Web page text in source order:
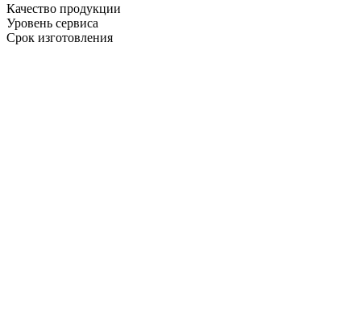
Качество продукции
Уровень сервиса
Срок изготовления